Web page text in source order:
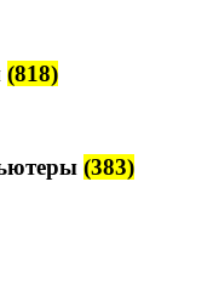
(818)
(383)